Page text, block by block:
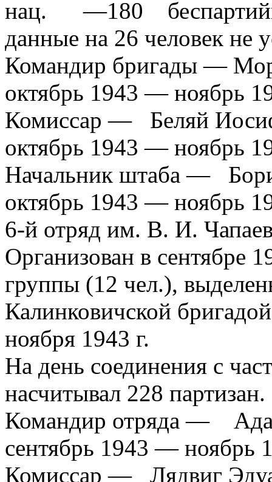
нац. —180
данные на 26 человек не
Командир бригады —
октябрь 1943 — ноябрь
Комиссар — Беляй
октябрь 1943 — ноябрь
Начальник штаба —
октябрь 1943 — ноябрь
6-й отряд им. В. И.
Организован в сентябре
группы (12 чел.),
Калинковичской
ноября 1943 г.
На день соединения с
насчитывал 228 партизан.
Командир отряда —
сентябрь 1943 — ноябрь
Комиссар — Лядвиг